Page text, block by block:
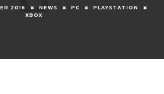
2016 NEWS PC
PLAYSTATION
XBOX